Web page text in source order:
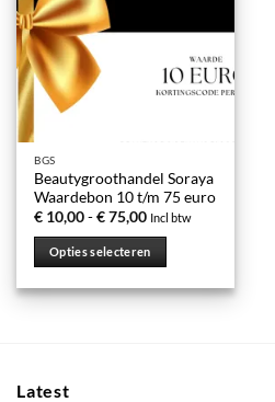
BGS
Beautygroothandel Soraya
Waardebon 10 t/m 75 euro
€ 10,00-€75,00Prijsklasse:
€ 75,00
Incl btw
Opties selecteren
product
Deze
Latest